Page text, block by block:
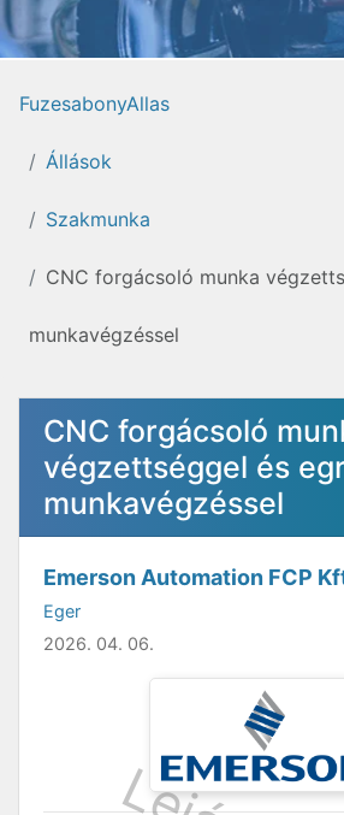
FuzesabonyAllas
Állások
Szakmunka
CNC forgácsoló munka
munkavégzéssel
CNC forgácsoló
végzettséggel és
munkavégzéssel
Emerson Automation FCP
Eger
2026. 04. 06.